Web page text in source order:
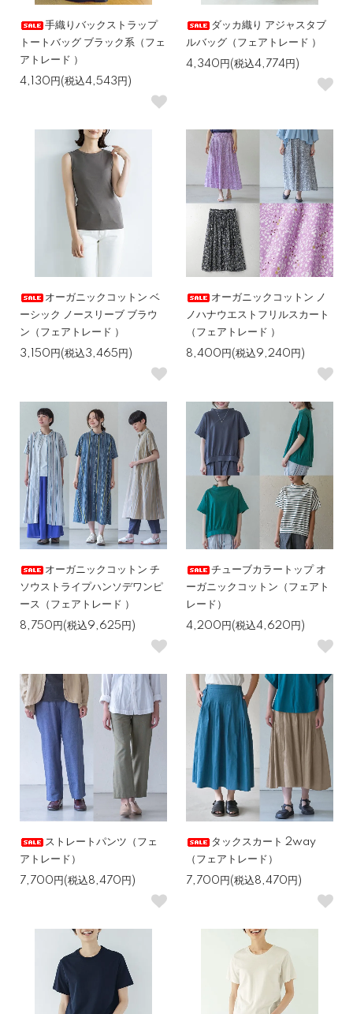
手織りバックストラップ
トートバッグ ブラック系（フェ
アトレード ）
4,130円(税込4,543円)
ダッカ織り アジャスタブ
ルバッグ（フェアトレード ）
4,340円(税込4,774円)
オーガニックコットン ベ
ーシック ノースリーブ ブラウ
ン（フェアトレード ）
3,150円(税込3,465円)
オーガニックコットン ノ
ノハナウエストフリルスカート
（フェアトレード ）
8,400円(税込9,240円)
オーガニックコットン チ
ソウストライプハンソデワンピ
ース（フェアトレード ）
8,750円(税込9,625円)
チューブカラートップ オ
ーガニックコットン（フェアト
レード）
4,200円(税込4,620円)
ストレートパンツ（フェ
アトレード）
7,700円(税込8,470円)
タックスカート 2way
（フェアトレード）
7,700円(税込8,470円)